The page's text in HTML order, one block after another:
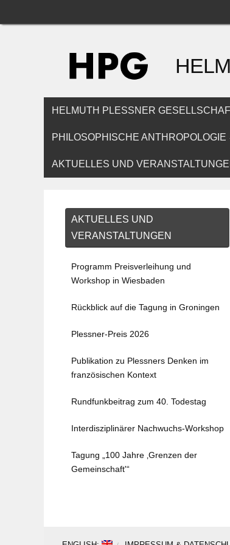
INHALT
HELMUTH PLESSNER
PHILOSOPHISCHE ANTHROPOLOGIE
AKTUELLES UND
AKTUELLES UND
VERANSTALTUNGEN
Programm Preisverleihung und
Workshop in Wiesbaden
Rückblick auf die Tagung in Groningen
Plessner-Preis 2026
Publikation zu Plessners Denken im
französischen Kontext
Rundfunkbeitrag zum 40. Todestag
Interdisziplinärer Nachwuchs-Workshop
Tagung „100 Jahre ‚Grenzen der
Gemeinschaft'“